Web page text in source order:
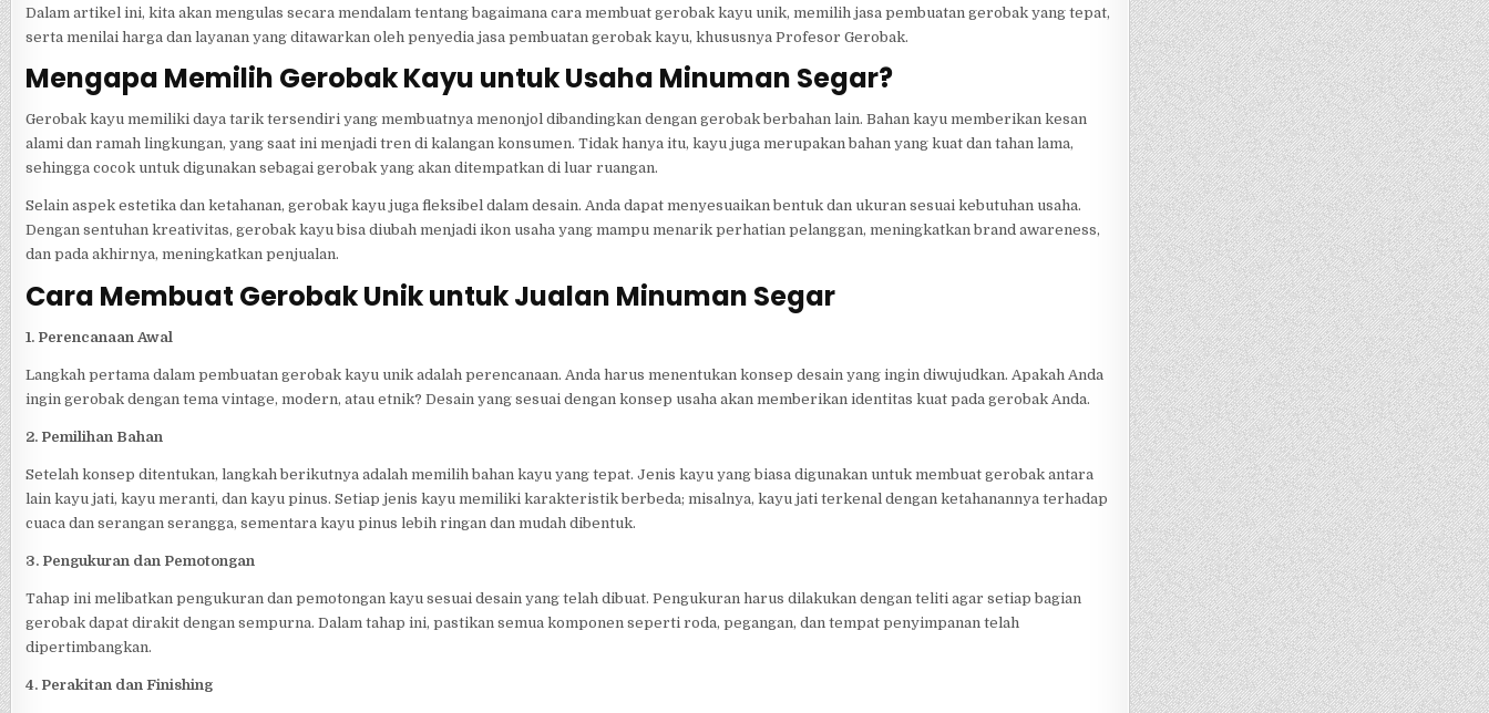
Dalam artikel ini, kita akan mengulas secara mendalam tentang bagaimana cara membuat gerobak kayu unik, memilih jasa pembuatan gerobak yang tepat,
serta menilai harga dan layanan yang ditawarkan oleh penyedia jasa pembuatan gerobak kayu, khususnya Profesor Gerobak.
Mengapa Memilih Gerobak Kayu untuk Usaha Minuman Segar?
Gerobak kayu memiliki daya tarik tersendiri yang membuatnya menonjol dibandingkan dengan gerobak berbahan lain. Bahan kayu memberikan kesan
alami dan ramah lingkungan, yang saat ini menjadi tren di kalangan konsumen. Tidak hanya itu, kayu juga merupakan bahan yang kuat dan tahan lama,
sehingga cocok untuk digunakan sebagai gerobak yang akan ditempatkan di luar ruangan.
Selain aspek estetika dan ketahanan, gerobak kayu juga fleksibel dalam desain. Anda dapat menyesuaikan bentuk dan ukuran sesuai kebutuhan usaha.
Dengan sentuhan kreativitas, gerobak kayu bisa diubah menjadi ikon usaha yang mampu menarik perhatian pelanggan, meningkatkan brand awareness,
dan pada akhirnya, meningkatkan penjualan.
Cara Membuat Gerobak Unik untuk Jualan Minuman Segar
1. Perencanaan Awal
Langkah pertama dalam pembuatan gerobak kayu unik adalah perencanaan. Anda harus menentukan konsep desain yang ingin diwujudkan. Apakah Anda
ingin gerobak dengan tema vintage, modern, atau etnik? Desain yang sesuai dengan konsep usaha akan memberikan identitas kuat pada gerobak Anda.
2. Pemilihan Bahan
Setelah konsep ditentukan, langkah berikutnya adalah memilih bahan kayu yang tepat. Jenis kayu yang biasa digunakan untuk membuat gerobak antara
lain kayu jati, kayu meranti, dan kayu pinus. Setiap jenis kayu memiliki karakteristik berbeda; misalnya, kayu jati terkenal dengan ketahanannya terhadap
cuaca dan serangan serangga, sementara kayu pinus lebih ringan dan mudah dibentuk.
3. Pengukuran dan Pemotongan
Tahap ini melibatkan pengukuran dan pemotongan kayu sesuai desain yang telah dibuat. Pengukuran harus dilakukan dengan teliti agar setiap bagian
gerobak dapat dirakit dengan sempurna. Dalam tahap ini, pastikan semua komponen seperti roda, pegangan, dan tempat penyimpanan telah
dipertimbangkan.
4. Perakitan dan Finishing